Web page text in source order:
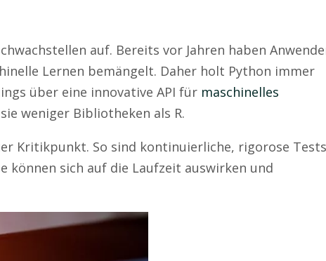
auf. Bereits vor Jahren haben
Lernen bemängelt. Daher holt Python immer
über eine innovative API für maschinelles
weniger Bibliotheken als R.
Kritikpunkt. So sind kontinuierliche, rigorose Tests
können sich auf die Laufzeit auswirken und